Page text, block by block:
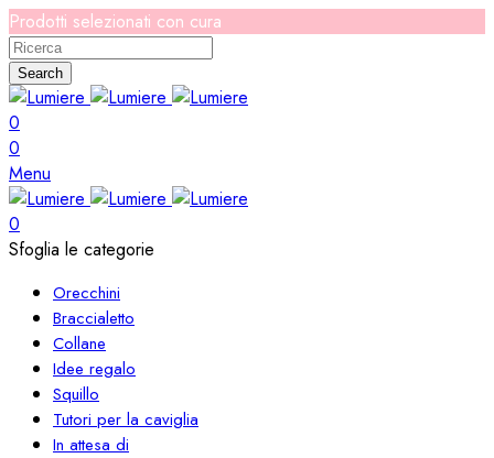
Prodotti selezionati con cura
Search
0
0
Menu
0
Sfoglia le categorie
Orecchini
Braccialetto
Collane
Idee regalo
Squillo
Tutori per la caviglia
In attesa di